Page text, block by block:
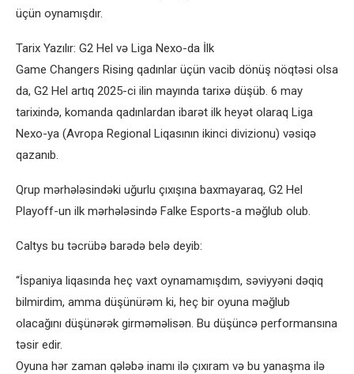
üçün oynamışdır.
Tarix Yazılır: G2 Hel və Liga Nexo-da İlk
Game Changers Rising qadınlar üçün vacib dönüş nöqtəsi olsa
da, G2 Hel artıq 2025-ci ilin mayında tarixə düşüb. 6 may
tarixində, komanda qadınlardan ibarət ilk heyət olaraq Liga
Nexo-ya (Avropa Regional Liqasının ikinci divizionu) vəsiqə
qazanıb.
Qrup mərhələsindəki uğurlu çıxışına baxmayaraq, G2 Hel
Playoff-un ilk mərhələsində Falke Esports-a məğlub olub.
Caltys bu təcrübə barədə belə deyib:
“İspaniya liqasında heç vaxt oynamamışdım, səviyyəni dəqiq
bilmirdim, amma düşünürəm ki, heç bir oyuna məğlub
olacağını düşünərək girməməlisən. Bu düşüncə performansına
təsir edir.
Oyuna hər zaman qələbə inamı ilə çıxıram və bu yanaşma ilə